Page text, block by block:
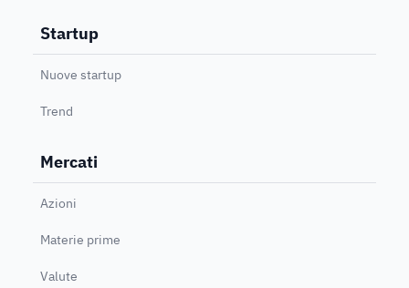
Startup
Nuove startup
Trend
Mercati
Azioni
Materie prime
Valute